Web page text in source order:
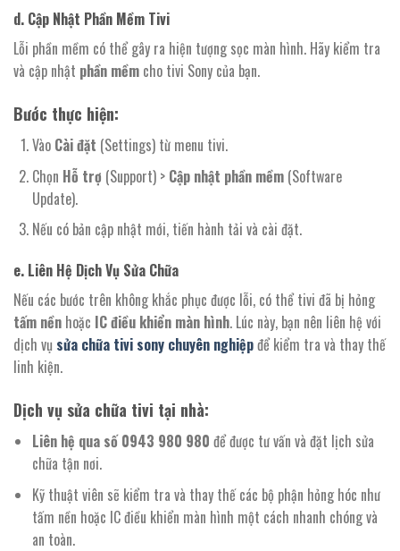
d. Cập Nhật Phần Mềm Tivi
Lỗi phần mềm có thể gây ra hiện tượng sọc màn hình. Hãy kiểm tra
và cập nhật phần mềm cho tivi Sony của bạn.
Bước thực hiện:
Vào Cài đặt (Settings) từ menu tivi.
Chọn Hỗ trợ (Support) > Cập nhật phần mềm(Software
Update).
Nếu có bản cập nhật mới, tiến hành tải và cài đặt.
e. Liên Hệ Dịch Vụ Sửa Chữa
Nếu các bước trên không khắc phục được lỗi, có thể tivi đã bị hỏng
tấm nền hoặc IC điều khiển màn hình. Lúc này, bạn nên liên hệ với
dịch vụ sửa chữa tivi sony chuyên nghiệpđể kiểm tra và thay thế
linh kiện.
Dịch vụ sửa chữa tivi tại nhà:
Liên hệ qua số 0943 980 980 để được tư vấn và đặt lịch sửa
chữa tận nơi.
Kỹ thuật viên sẽ kiểm tra và thay thế các bộ phận hỏng hóc như
tấm nền hoặc IC điều khiển màn hình một cách nhanh chóng và
an toàn.